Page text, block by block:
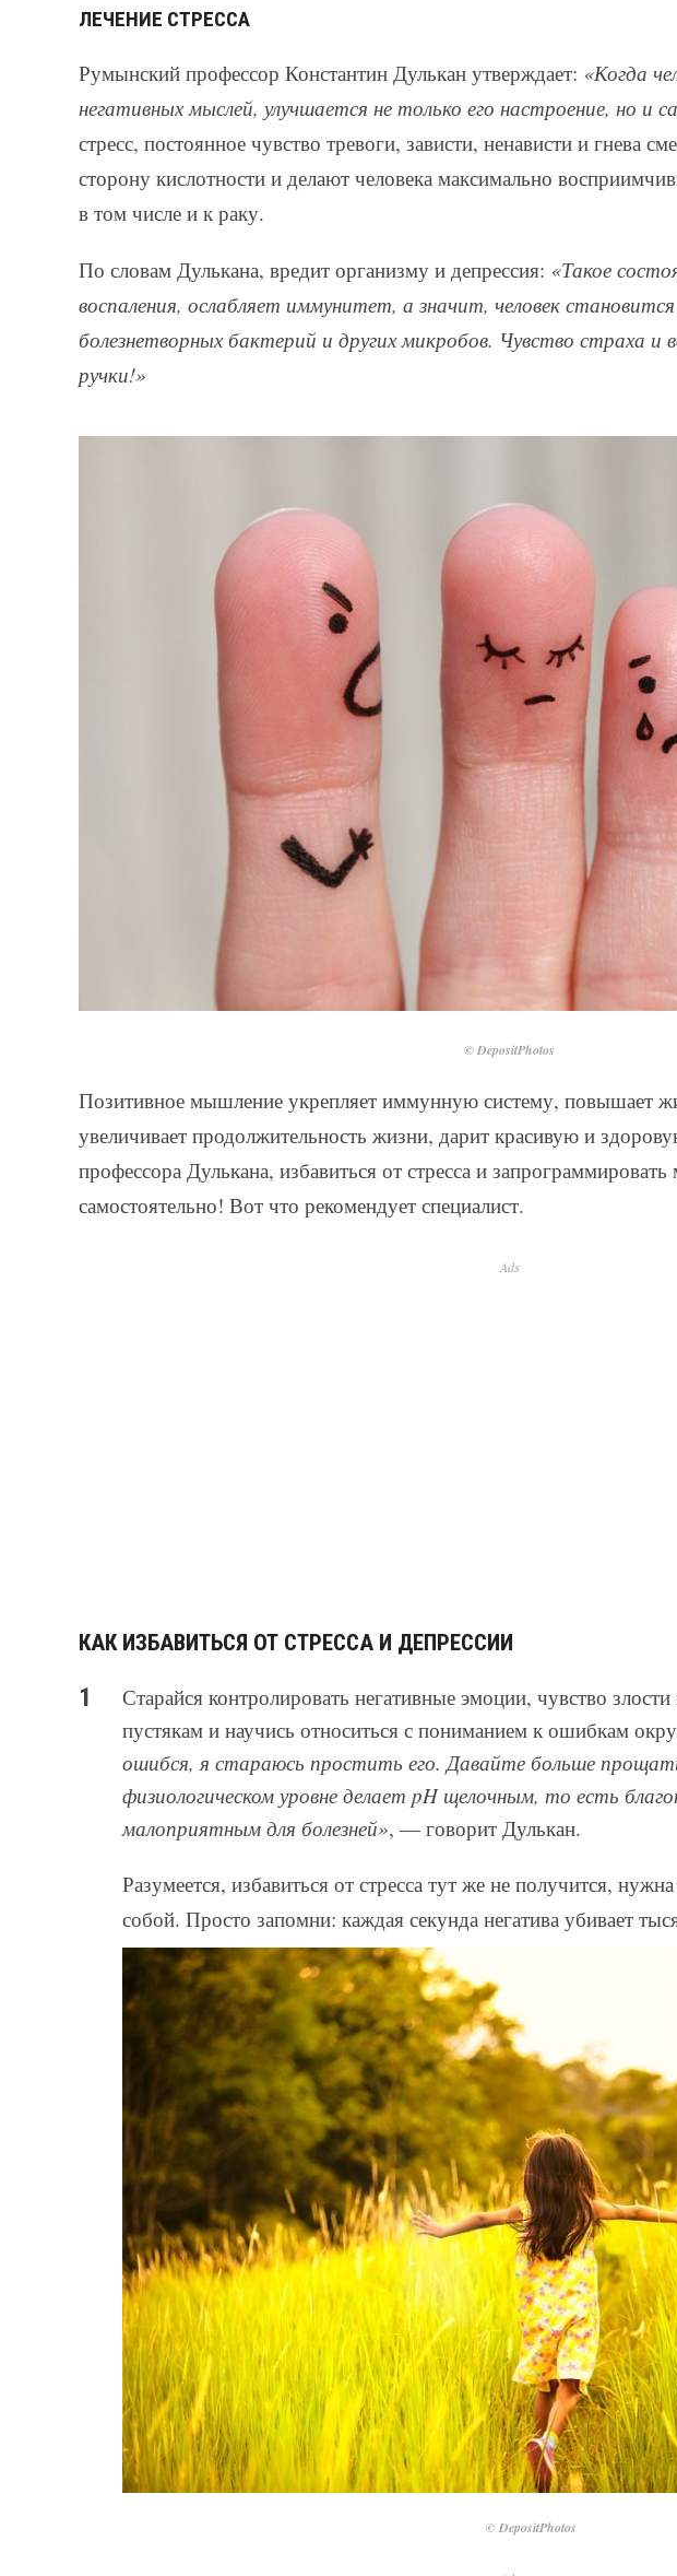
ЛЕЧЕНИЕ СТРЕССА
Румынский профессор Константин Дулькан утверждает: «Когда
негативных мыслей, улучшается не только его настроение, но и
стресс, постоянное чувство тревоги, зависти, ненависти и гнева
сторону кислотности и делают человека максимально
в том числе и к раку.
По словам Дулькана, вредит организму и депрессия: «Такое
воспаления, ослабляет иммунитет, а значит, человек
болезнетворных бактерий и других микробов. Чувство страха и
ручки!»
© DepositPhotos
Позитивное мышление укрепляет иммунную систему, повышает
увеличивает продолжительность жизни, дарит красивую и
профессора Дулькана, избавиться от стресса и
самостоятельно! Вот что рекомендует специалист.
Ads
КАК ИЗБАВИТЬСЯ ОТ СТРЕССА И ДЕПРЕССИИ
Старайся контролировать негативные эмоции, чувство
пустякам и научись относиться с пониманием к ошибкам
ошибся, я стараюсь простить его. Давайте больше
физиологическом уровне делает pH щелочным, то есть
малоприятным для болезней», — говорит Дулькан.
Разумеется, избавиться от стресса тут же не получится,
собой. Просто запомни: каждая секунда негатива убивает
© DepositPhotos